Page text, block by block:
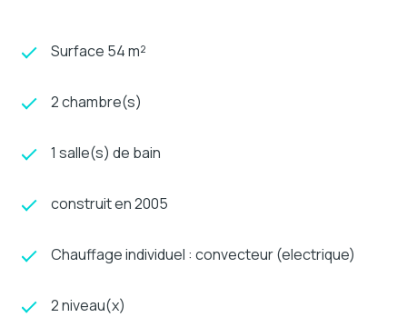
Surface 54 m²
2 chambre(s)
1 salle(s) de bain
construit en 2005
Chauffage individuel : convecteur (electrique)
2 niveau(x)